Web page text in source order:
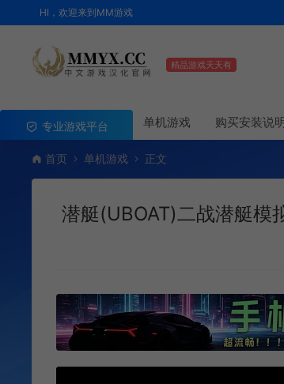
HI，欢迎来到MM游戏
精品游戏天天有
专业游戏平台 单机游戏 购买安装说
首页 单机游戏 正文
潜艇(UBOAT)二战潜艇模